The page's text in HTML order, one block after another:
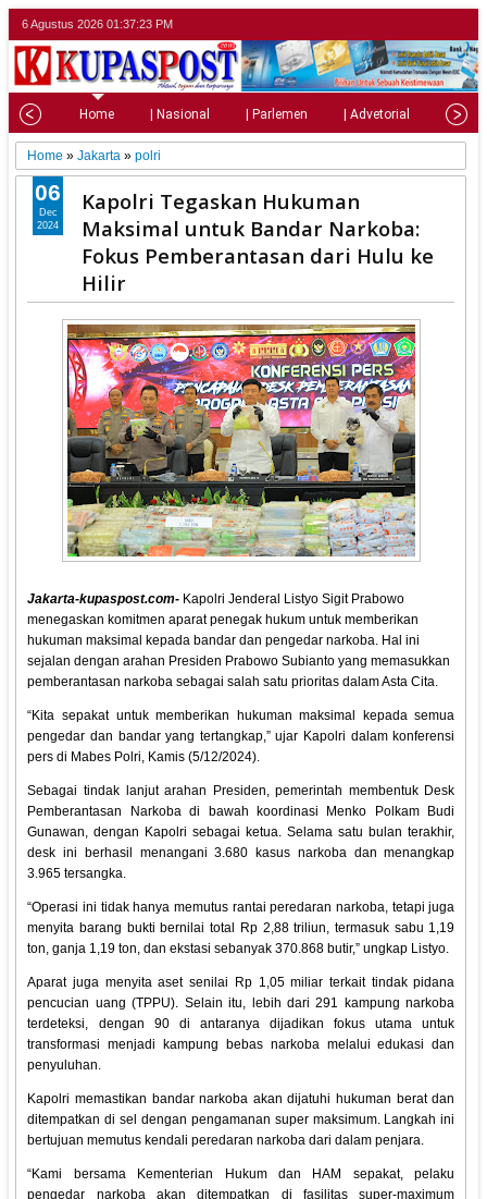
6 Agustus 2026 01:37:25 PM
Home | Nasional | Parlemen | Advetorial |
Home »Jakarta »polri
Kapolri Tegaskan Hukuman
Maksimal untuk Bandar Narkoba:
Fokus Pemberantasan dari Hulu ke
Hilir
Jakarta-kupaspost.com- Kapolri Jenderal Listyo Sigit Prabowo
menegaskan komitmen aparat penegak hukum untuk memberikan
hukuman maksimal kepada bandar dan pengedar narkoba. Hal ini
sejalan dengan arahan Presiden Prabowo Subianto yang memasukkan
pemberantasan narkoba sebagai salah satu prioritas dalam Asta Cita.
“Kita sepakat untuk memberikan hukuman maksimal kepada semua
pengedar dan bandar yang tertangkap,” ujar Kapolri dalam konferensi
pers di Mabes Polri, Kamis (5/12/2024).
Sebagai tindak lanjut arahan Presiden, pemerintah membentuk Desk
Pemberantasan Narkoba di bawah koordinasi Menko Polkam Budi
Gunawan, dengan Kapolri sebagai ketua. Selama satu bulan terakhir,
desk ini berhasil menangani 3.680 kasus narkoba dan menangkap
3.965 tersangka.
“Operasi ini tidak hanya memutus rantai peredaran narkoba, tetapi juga
menyita barang bukti bernilai total Rp 2,88 triliun, termasuk sabu 1,19
ton, ganja 1,19 ton, dan ekstasi sebanyak 370.868 butir,” ungkap Listyo.
Aparat juga menyita aset senilai Rp 1,05 miliar terkait tindak pidana
pencucian uang (TPPU). Selain itu, lebih dari 291 kampung narkoba
terdeteksi, dengan 90 di antaranya dijadikan fokus utama untuk
transformasi menjadi kampung bebas narkoba melalui edukasi dan
penyuluhan.
Kapolri memastikan bandar narkoba akan dijatuhi hukuman berat dan
ditempatkan di sel dengan pengamanan super maksimum. Langkah ini
bertujuan memutus kendali peredaran narkoba dari dalam penjara.
“Kami bersama Kementerian Hukum dan HAM sepakat, pelaku
pengedar narkoba akan ditempatkan di fasilitas super-maximum
06
Dec
2024